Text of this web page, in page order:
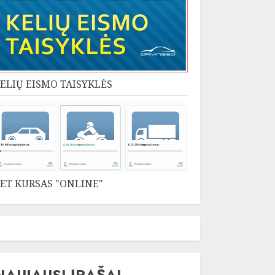
EISMO TAISYKLĖS
KURSAS "ONLINE"